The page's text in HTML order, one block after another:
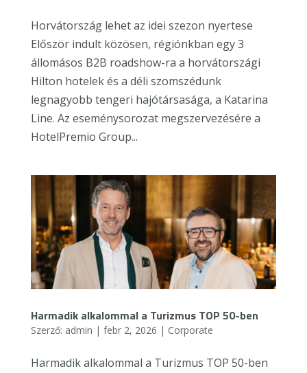
Horvátország lehet az idei szezon nyertese
Először indult közösen, régiónkban egy 3
állomásos B2B roadshow-ra a horvátországi
Hilton hotelek és a déli szomszédunk
legnagyobb tengeri hajótársasága, a Katarina
Line. Az eseménysorozat megszervezésére a
HotelPremio Group...
Harmadik alkalommal a Turizmus TOP 50-ben
Szerző: admin | febr 2, 2026 | Corporate
Harmadik alkalommal a Turizmus TOP 50-ben